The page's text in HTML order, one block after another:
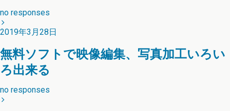
no responses
2019年3月28日
無料ソフトで映像編集、写真加工いろい
ろ出来る
no responses